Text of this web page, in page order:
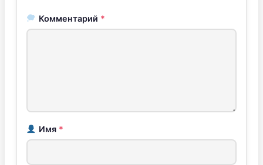
Комментарий *
Имя *